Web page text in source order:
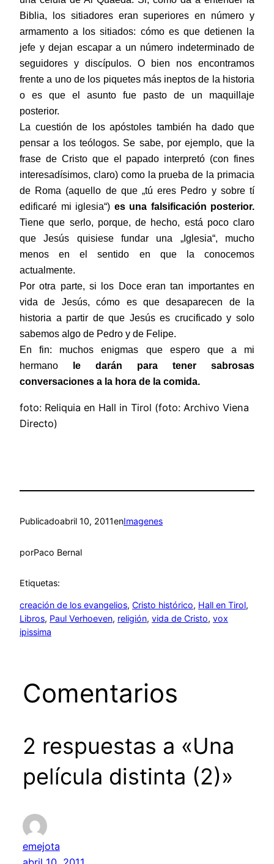
Biblia, los sitiadores eran superiores en número y
armamento a los sitiados: cómo es que detienen la
jefe y dejan escapar a un número indeterminado de
seguidores y discípulos. O bien nos encontramos
frente a uno de los piquetes más ineptos de la historia
o es que el asunto fue pasto de un maquillaje
posterior.
La cuestión de los apóstoles también ha dado que
pensar a los teólogos. Se sabe, por ejemplo, que la
frase de Cristo que el papado interpretó (con fines
interesadísimos, claro) como la prueba de la primacia
de Roma (aquello de que „tú eres Pedro y sobre tí
edificaré mi iglesia“) es una falsificación posterior.
Tiene que serlo, porque, de hecho, está poco claro
que Jesús quisiese fundar una „Iglesia“, mucho
menos en el sentido en que la conocemos
actualmente.
Por otra parte, si los Doce eran tan importantes en
vida de Jesús, cómo es que desaparecen de la
historia a partir de que Jesús es crucificado y solo
sabemos algo de Pedro y de Felipe.
En fin: muchos enigmas que espero que a mi
hermano
le darán para tener sabrosas
conversaciones a la hora de la comida.
foto: Reliquia en Hall in Tirol (foto: Archivo Viena
Directo)
Publicadoabril 10, 2011enImagenes
porPaco Bernal
Etiquetas:
creación de los evangelios, Cristo histórico, Hall en Tirol
Libros, Paul Verhoeven, religión, vida de Cristo, vox
ipissima
Comentarios
2 respuestas a «Una
película distinta (2)»
emejota